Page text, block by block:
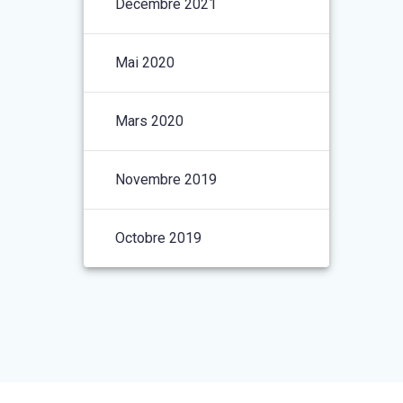
Décembre 2021
Mai 2020
Mars 2020
Novembre 2019
Octobre 2019